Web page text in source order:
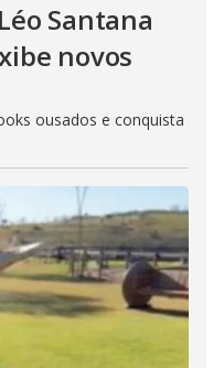
Santana
novos
ousados e conquista